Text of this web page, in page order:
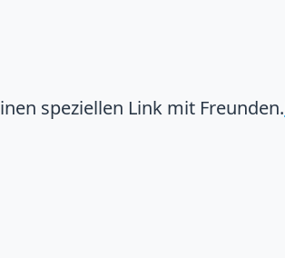
speziellen Link mit Freunden.